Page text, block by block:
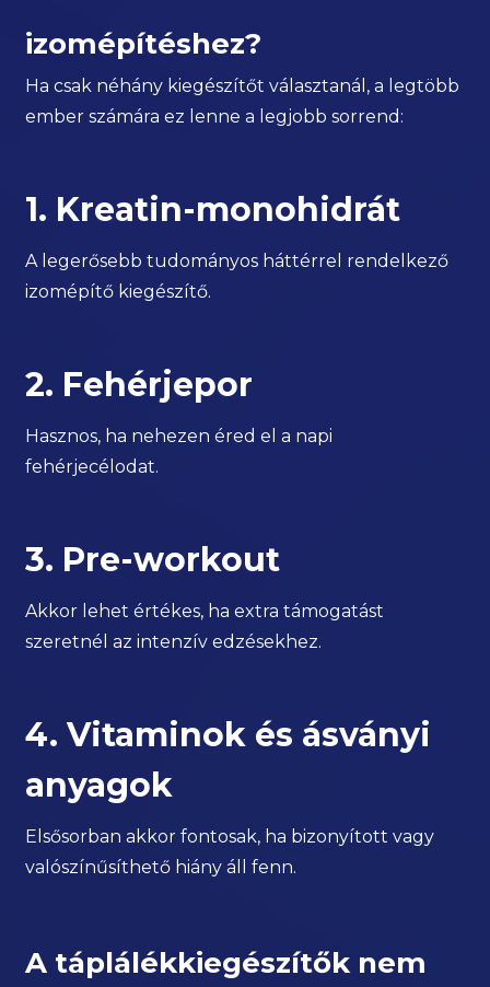
izomépítéshez?
Ha csak néhány kiegészítőt választanál, a legtöbb
ember számára ez lenne a legjobb sorrend:
1. Kreatin-monohidrát
A legerősebb tudományos háttérrel rendelkező
izomépítő kiegészítő.
2. Fehérjepor
Hasznos, ha nehezen éred el a napi
fehérjecélodat.
3. Pre-workout
Akkor lehet értékes, ha extra támogatást
szeretnél az intenzív edzésekhez.
4. Vitaminok és ásványi
anyagok
Elsősorban akkor fontosak, ha bizonyított vagy
valószínűsíthető hiány áll fenn.
A táplálékkiegészítők nem